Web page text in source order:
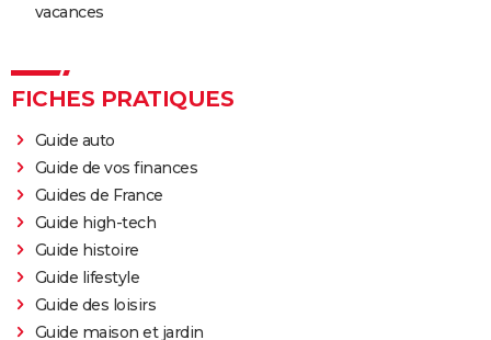
vacances
FICHES PRATIQUES
Guide auto
Guide de vos finances
Guides de France
Guide high-tech
Guide histoire
Guide lifestyle
Guide des loisirs
Guide maison et jardin